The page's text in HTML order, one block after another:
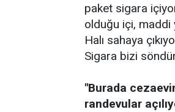
paket sigara
olduğu içi, maddi
Halı sahaya
Sigara bizi
"Burada
randevular